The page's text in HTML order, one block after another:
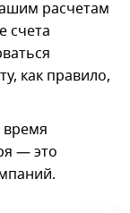
расчетам
счета
как правило,
время
— это